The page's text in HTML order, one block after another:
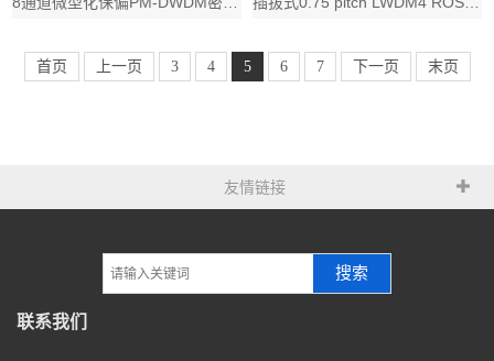
首页 上一页 3 4 5 6 7 下一页 末页
友情链接
搜索
联系我们